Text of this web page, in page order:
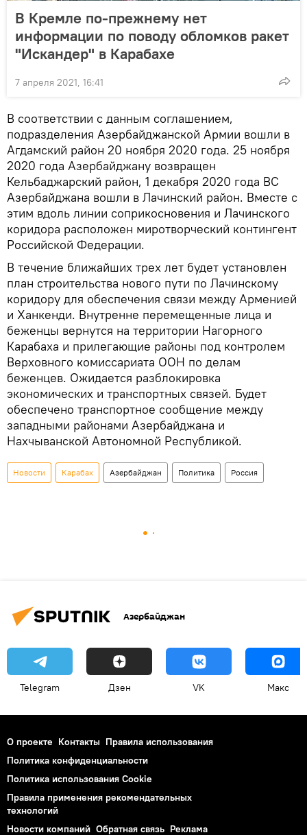
В Кремле по-прежнему нет
информации по поводу обломков ракет
"Искандер" в Карабахе
7 апреля 2021, 16:41
В соответствии с данным соглашением,
подразделения Азербайджанской Армии вошли в
Агдамский район 20 ноября 2020 года. 25 ноября
2020 года Азербайджану возвращен
Кельбаджарский район, 1 декабря 2020 года ВС
Азербайджана вошли в Лачинский район. Вместе с
этим вдоль линии соприкосновения и Лачинского
коридора расположен миротворческий контингент
Российской Федерации.
В течение ближайших трех лет будет установлен
план строительства нового пути по Лачинскому
коридору для обеспечения связи между Арменией
и Ханкенди. Внутренне перемещенные лица и
беженцы вернутся на территории Нагорного
Карабаха и прилегающие районы под контролем
Верховного комиссариата ООН по делам
беженцев. Ожидается разблокировка
экономических и транспортных связей. Будет
обеспечено транспортное сообщение между
западными районами Азербайджана и
Нахчыванской Автономной Республикой.
Новости Карабах Азербайджан Политика Россия
Азербайджан
Telegram Дзен VK Макс
О проекте Контакты Правила использования
Политика конфиденциальности
Политика использования Cookie
Правила применения рекомендательных
технологий
Новости компаний Обратная связь Реклама